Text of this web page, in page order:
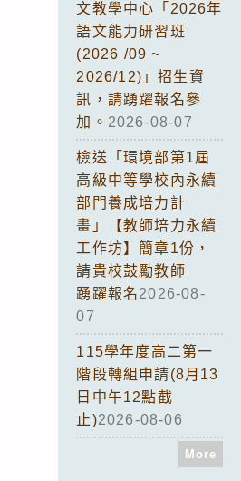
文教學中心「2026年
語文能力研習班
(2026 /09 ~
2026/12)」招生資
訊，請踴躍報名參
加。 2026-08-07
檢送「環境部第1屆
高級中等學校內永續
部門養成培力計
畫」【教師培力永續
工作坊】簡章1份，
請貴校鼓勵教師
踴躍報名2026-08-
07
115學年度高二第一
階段轉組申請(8月13
日中午12點截
止)2026-08-06
More